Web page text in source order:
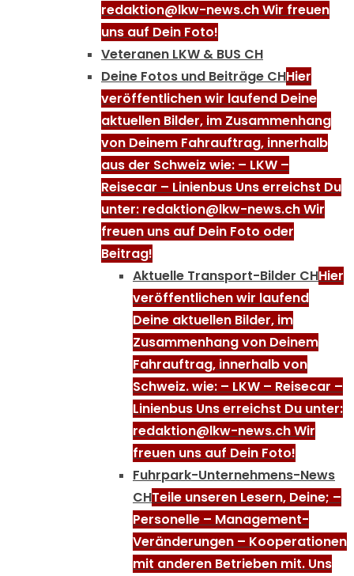
redaktion@lkw-news.ch Wir freuen
uns auf Dein Foto!
Veteranen LKW & BUS CH
Deine Fotos und Beiträge CHHier
veröffentlichen wir laufend Deine
aktuellen Bilder, im Zusammenhang
von Deinem Fahrauftrag, innerhalb
aus der Schweiz wie: – LKW –
Reisecar – Linienbus Uns erreichst Du
unter: redaktion@lkw-news.ch Wir
freuen uns auf Dein Foto oder
Beitrag!
Aktuelle Transport-Bilder CHHier
veröffentlichen wir laufend
Deine aktuellen Bilder, im
Zusammenhang von Deinem
Fahrauftrag, innerhalb von
Schweiz. wie: – LKW – Reisecar –
Linienbus Uns erreichst Du unter:
redaktion@lkw-news.ch Wir
freuen uns auf Dein Foto!
Fuhrpark-Unternehmens-News
CHTeile unseren Lesern, Deine; –
Personelle – Management-
Veränderungen – Kooperationen
mit anderen Betrieben mit. Uns